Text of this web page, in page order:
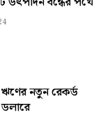
নতুন রেকর্ড